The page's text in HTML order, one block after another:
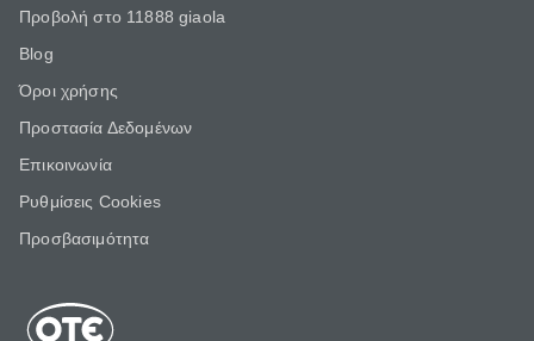
Προβολή στο 11888 giaola
Blog
Όροι χρήσης
Προστασία Δεδομένων
Επικοινωνία
Ρυθμίσεις Cookies
Προσβασιμότητα